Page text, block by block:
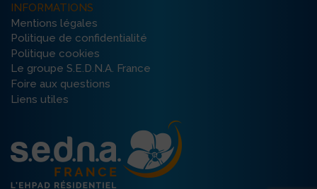
INFORMATIONS
Mentions légales
Politique de confidentialité
Politique cookies
Le groupe S.E.D.N.A. France
Foire aux questions
Liens utiles